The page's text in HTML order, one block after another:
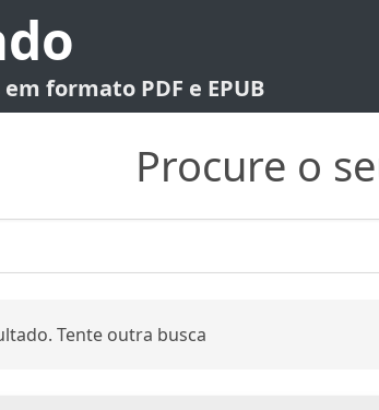
formato PDF e EPUB
Procure o
Tente outra busca